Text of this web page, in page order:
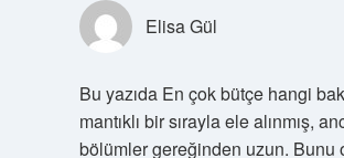
Elisa Gül
Bu yazıda En çok bütçe hangi
mantıklı bir sırayla ele alınmış,
bölümler gereğinden uzun. Bunu